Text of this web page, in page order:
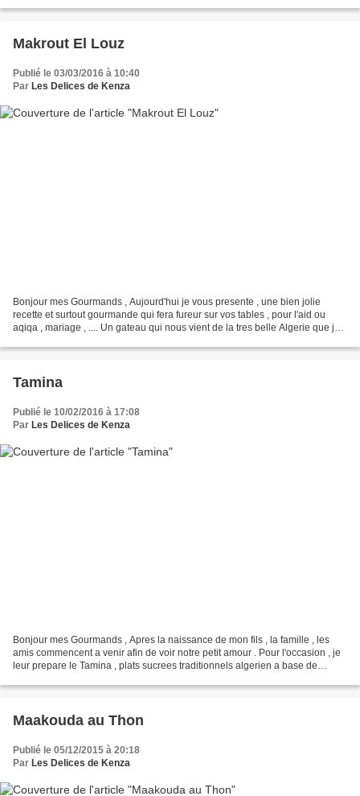
Makrout El Louz
Publié le 03/03/2016 à 10:40
Par Les Delices de Kenza
Bonjour mes Gourmands , Aujourd'hui je vous presente , une bien jolie
recette et surtout gourmande qui fera fureur sur vos tables , pour l'aid ou
aqiqa , mariage , .... Un gateau qui nous vient de la tres belle Algerie que j
Tamina
Publié le 10/02/2016 à 17:08
Par Les Delices de Kenza
Bonjour mes Gourmands , Apres la naissance de mon fils , la famille , les
amis commencent a venir afin de voir notre petit amour . Pour l'occasion , je
leur prepare le Tamina , plats sucrees traditionnels algerien a base de
Maakouda au Thon
Publié le 05/12/2015 à 20:18
Par Les Delices de Kenza